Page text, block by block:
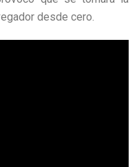
desde cero.